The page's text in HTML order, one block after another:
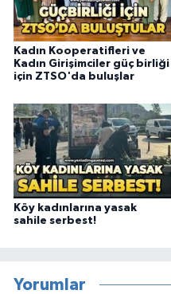
Kadın Kooperatifleri ve
Kadın Girişimciler güç birliği
için ZTSO'da buluşlar
Köy kadınlarına yasak
sahile serbest!
Yorumlar